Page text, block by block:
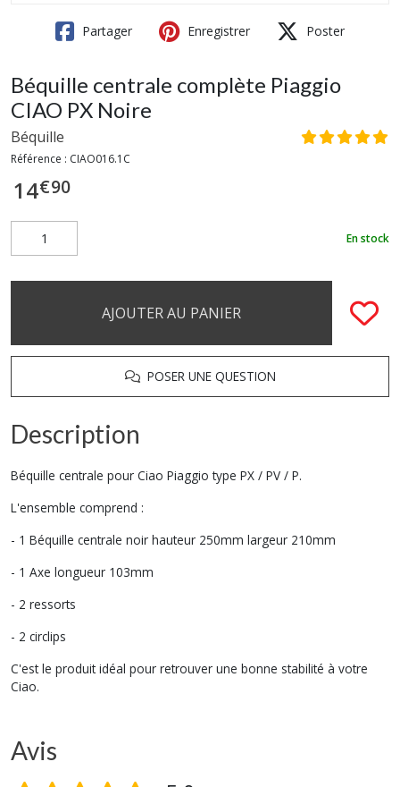
Partager Enregistrer Poster
Béquille centrale complète Piaggio
CIAO PX Noire
Béquille
Référence : CIAO016.1C
14€90
En stock
AJOUTER AU PANIER
POSER UNE QUESTION
Description
Béquille centrale pour Ciao Piaggio type PX / PV / P.
L'ensemble comprend :
- 1 Béquille centrale noir hauteur 250mm largeur 210mm
- 1 Axe longueur 103mm
- 2 ressorts
- 2 circlips
C'est le produit idéal pour retrouver une bonne stabilité à votre
Ciao.
Avis